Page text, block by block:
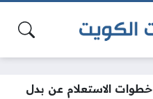
خطوات الاستعلام عن بدل